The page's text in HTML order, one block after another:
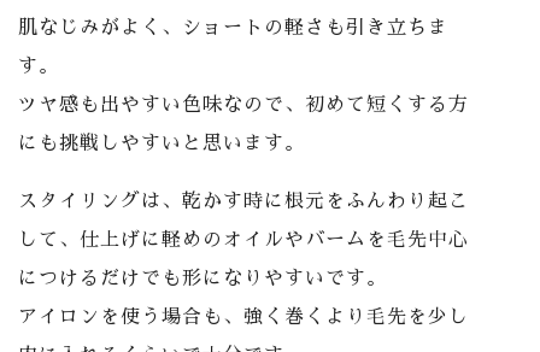
肌なじみがよく、ショートの軽さも引き立ちま
す。
ツヤ感も出やすい色味なので、初めて短くする方
にも挑戦しやすいと思います。
スタイリングは、乾かす時に根元をふんわり起こ
して、仕上げに軽めのオイルやバームを毛先中心
につけるだけでも形になりやすいです。
アイロンを使う場合も、強く巻くより毛先を少し